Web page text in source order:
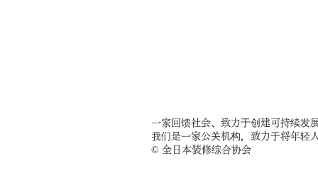
一家回馈社会、致力于创建可持续发
我们是一家公关机构，致力于将年轻
© 全日本装修综合协会